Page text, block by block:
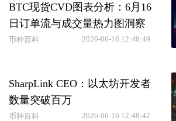
BTC现货CVD图表分析：6月16
日订单流与成交量热力图洞察
币种百科 2026-06-16 12:48:49
SharpLink CEO：以太坊开发者
数量突破百万
币种百科 2026-06-16 12:48:42